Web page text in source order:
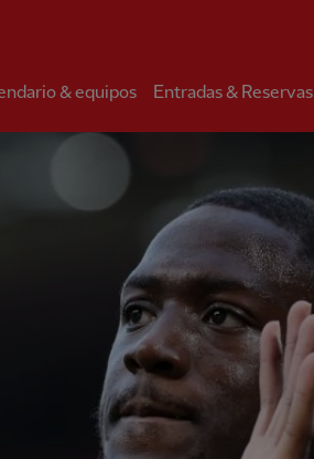
& equipos Entradas & Reservas